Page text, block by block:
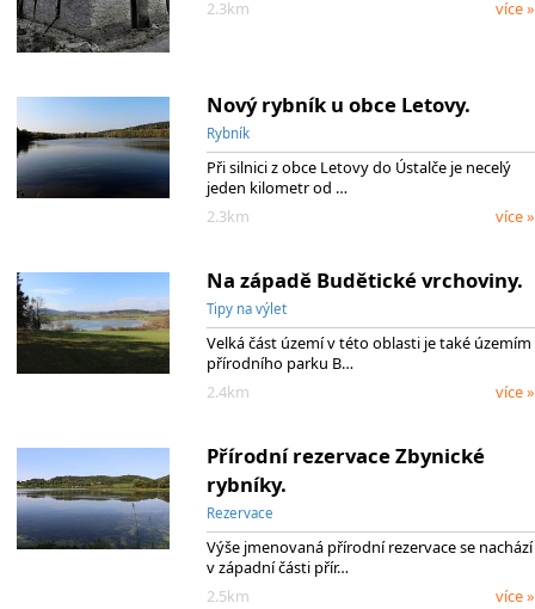
2.3km více »
Nový rybník u obce Letovy.
Rybník
Při silnici z obce Letovy do Ústalče je necelý
jeden kilometr od …
2.3km
více »
Na západě Budětické vrchoviny.
Tipy na výlet
Velká část území v této oblasti je také územím
přírodního parku B…
2.4km
více »
Přírodní rezervace Zbynické
rybníky.
Rezervace
Výše jmenovaná přírodní rezervace se nachází
v západní části přír…
2.5km
více »